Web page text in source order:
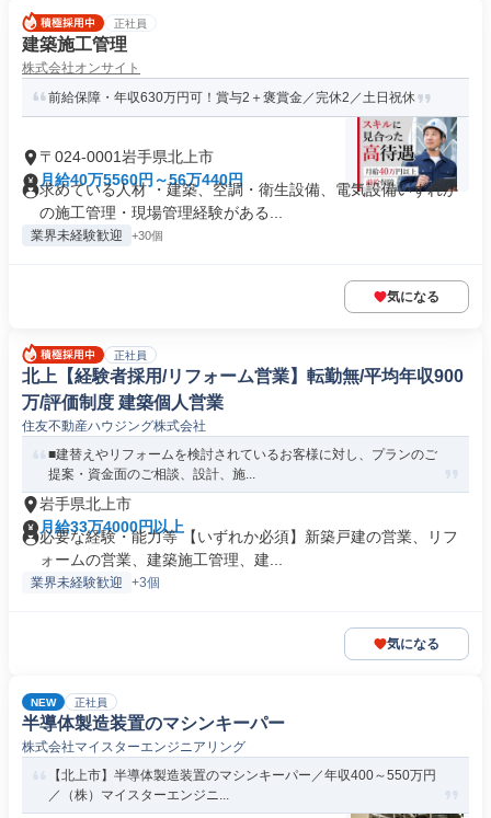
正社員
建築施工管理
株式会社オンサイト
前給保障・年収630万円可！賞与2＋褒賞金／完休2／土日祝休
〒024-0001岩手県北上市
月給40万5560円～56万440円
求めている人材 ・建築、空調・衛生設備、電気設備いずれか
の施工管理・現場管理経験がある...
業界未経験歓迎 +30個
気になる
正社員
北上【経験者採用/リフォーム営業】転勤無/平均年収900
万/評価制度 建築個人営業
住友不動産ハウジング株式会社
■建替えやリフォームを検討されているお客様に対し、プランのご
提案・資金面のご相談、設計、施...
岩手県北上市
月給33万4000円以上
必要な経験・能力等 【いずれか必須】新築戸建の営業、リフ
ォームの営業、建築施工管理、建...
業界未経験歓迎 +3個
気になる
NEW 正社員
半導体製造装置のマシンキーパー
株式会社マイスターエンジニアリング
【北上市】半導体製造装置のマシンキーパー／年収400～550万円
／（株）マイスターエンジニ...